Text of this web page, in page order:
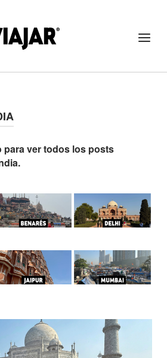
Menu
para ver todos los posts